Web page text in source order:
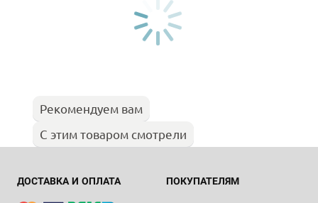
Рекомендуем вам
С этим товаром смотрели
ДОСТАВКА И ОПЛАТА ПОКУПАТЕЛЯМ